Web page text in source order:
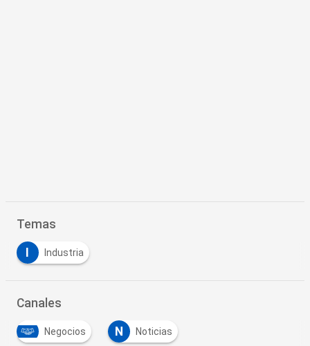
Temas
Industria
Canales
Negocios N Noticias